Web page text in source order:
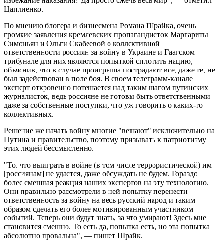
Цаплиенко.
По мнению блогера и бизнесмена Романа Шрайка, очень
громкие заявления кремлевских пропагандисток Маргариты
Симоньян и Ольги Скабеевой о коллективной
ответственности россиян за войну в Украине и Гаагском
трибунале для них являются попыткой сплотить нацию,
объяснив, что в случае проигрыша пострадают все, даже те, не
был задействован в поле боя. В своем телеграмм-канале
эксперт откровенно потешается над таким шагом путинских
журналисток, ведь россияне не готовы быть ответственными
даже за собственные поступки, что уж говорить о каких-то
коллективных.
Решение же начать войну многие "вешают" исключительно на
Путина и правительство, поэтому призывать к патриотизму
этих людей бессмысленно.
"То, что выиграть в войне (в том числе террористической) им
[россиянам] не удастся, даже обсуждать не будем. Гораздо
более смешная реакция наших экспертов на эту технологию.
Они правильно рассмотрели в ней попытку перенести
ответственность за войну на весь русский народ и таким
образом сделать его более мотивированным участником
событий. Теперь они будут знать, за что умирают! Здесь мне
становится смешно. То есть да, попытка есть, но эта попытка
абсолютно провальна", — пишет Шрайк.